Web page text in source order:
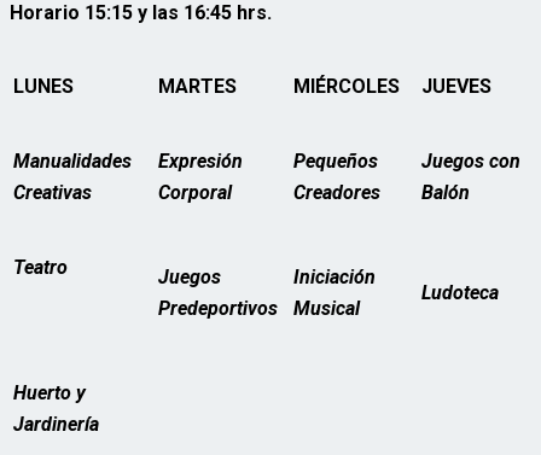
Horario 15:15 y las 16:45 hrs.
LUNES MARTES MIÉRCOLES JUEVES
Manualidades
Creativas
Expresión
Corporal
Pequeños
Creadores
Juegos con
Balón
Teatro
Juegos
Predeportivos
Iniciación
Musical
Ludoteca
Huerto y
Jardinería